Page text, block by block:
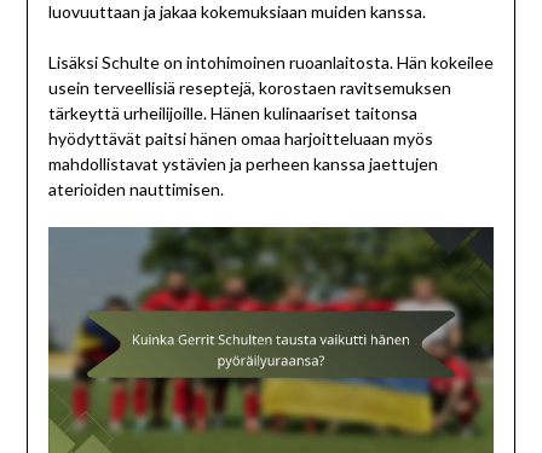
luovuuttaan ja jakaa kokemuksiaan muiden kanssa.
Lisäksi Schulte on intohimoinen ruoanlaitosta. Hän kokeilee
usein terveellisiä reseptejä, korostaen ravitsemuksen
tärkeyttä urheilijoille. Hänen kulinaariset taitonsa
hyödyttävät paitsi hänen omaa harjoitteluaan myös
mahdollistavat ystävien ja perheen kanssa jaettujen
aterioiden nauttimisen.